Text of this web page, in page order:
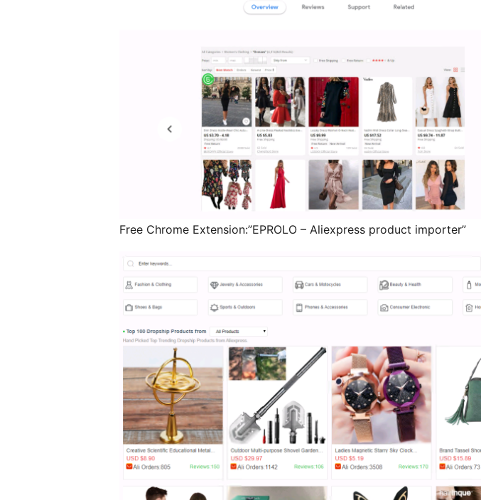
Free Chrome Extension:”EPROLO – Aliexpress product importer”